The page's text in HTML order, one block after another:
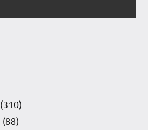
(310)
(88)